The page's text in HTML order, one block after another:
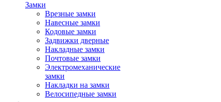
Замки
Врезные замки
Навесные замки
Кодовые замки
Задвижки дверные
Накладные замки
Почтовые замки
Электромеханические
замки
Накладки на замки
Велосипедные замки